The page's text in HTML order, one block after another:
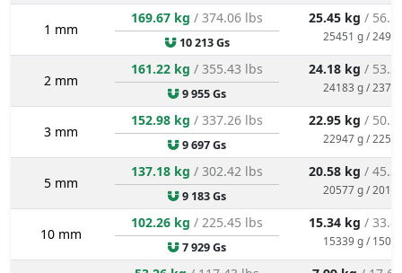
1 mm
169.67 kg / 374.06 lbs
10 213 Gs
25.45 kg /
25451 g /
2 mm
161.22 kg / 355.43 lbs
9 955 Gs
24.18 kg /
24183 g /
3 mm
152.98 kg / 337.26 lbs
9 697 Gs
22.95 kg /
22947 g /
5 mm
137.18 kg / 302.42 lbs
9 183 Gs
20.58 kg /
20577 g /
10 mm
102.26 kg / 225.45 lbs
7 929 Gs
15.34 kg /
15339 g /